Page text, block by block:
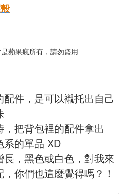
蘋果瘋所有，請勿盜用
件，是可以襯托出自己
把背包裡的配件拿出
系的單品 XD
，黑色或白色，對我來
你們也這麼覺得嗎？！